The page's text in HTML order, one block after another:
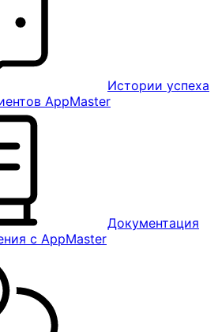
Истории успеха
AppMaster
Документация
с AppMaster